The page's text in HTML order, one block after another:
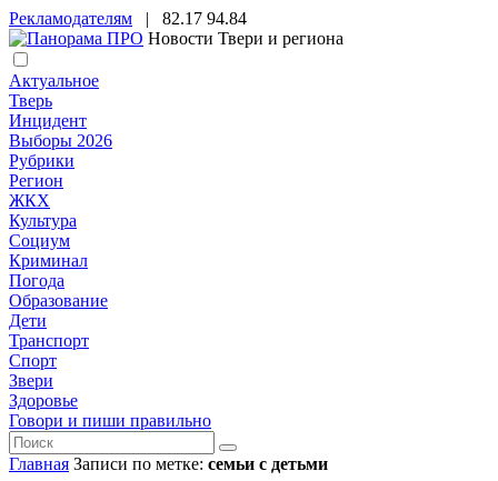
Рекламодателям | 82.17 94.84
Новости Твери и региона
Актуальное
Тверь
Инцидент
Выборы 2026
Рубрики
Регион
ЖКХ
Культура
Социум
Криминал
Погода
Образование
Дети
Транспорт
Спорт
Звери
Здоровье
Говори и пиши правильно
Главная Записи по метке: семьи с детьми